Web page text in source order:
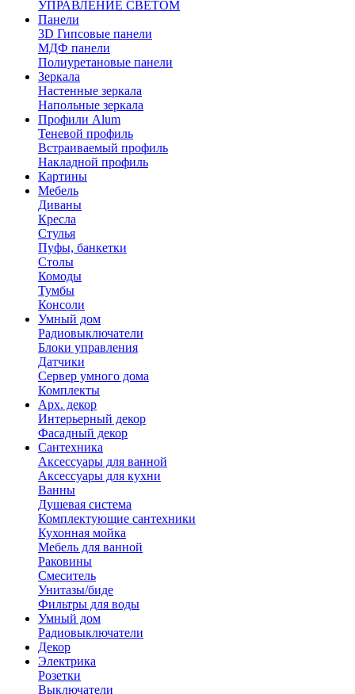
УПРАВЛЕНИЕ СВЕТОМ
Панели
3D Гипсовые панели
МДФ панели
Полиуретановые панели
Зеркала
Настенные зеркала
Напольные зеркала
Профили Alum
Теневой профиль
Встраиваемый профиль
Накладной профиль
Картины
Мебель
Диваны
Кресла
Стулья
Пуфы, банкетки
Столы
Комоды
Тумбы
Консоли
Умный дом
Радиовыключатели
Блоки управления
Датчики
Сервер умного дома
Комплекты
Арх. декор
Интерьерный декор
Фасадный декор
Сантехника
Аксессуары для ванной
Аксессуары для кухни
Ванны
Душевая система
Комплектующие сантехники
Кухонная мойка
Мебель для ванной
Раковины
Смеситель
Унитазы/биде
Фильтры для воды
Умный дом
Радиовыключатели
Декор
Электрика
Розетки
Выключатели